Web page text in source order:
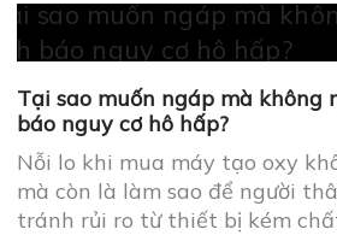
Hơi thở nặng nề là bệnh gì? 5
để xử lý an toàn
Nỗi lo khi mua máy tạo oxy
mà còn là làm sao để người
tránh rủi ro từ thiết bị kém chất